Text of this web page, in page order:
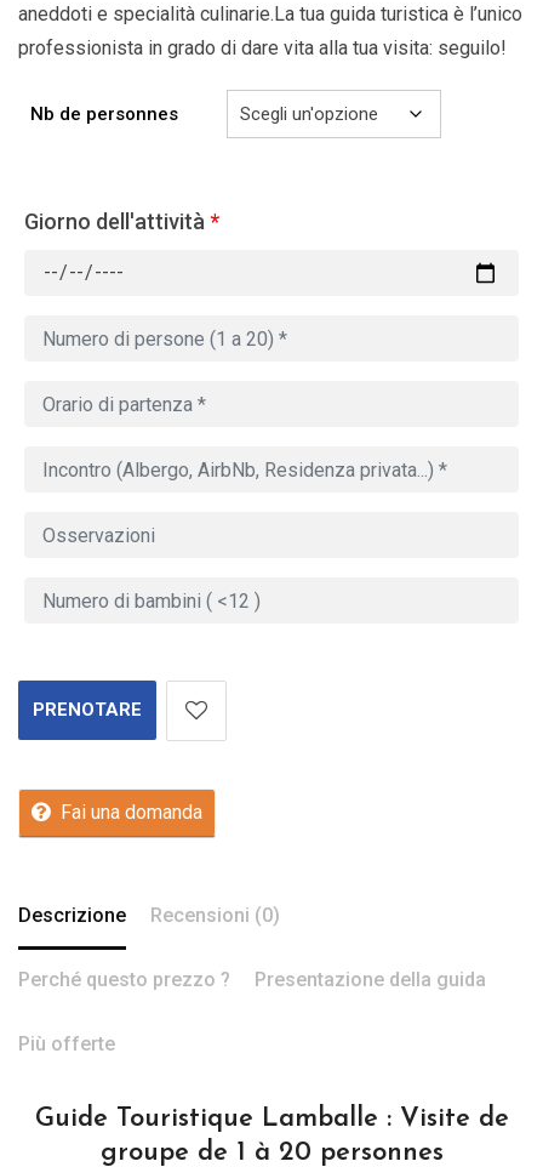
aneddoti e specialità culinarie.La tua guida turistica è l’unico
professionista in grado di dare vita alla tua visita: seguilo!
Nb de personnes
Giorno dell'attività*
PRENOTARE
Fai una domanda
Descrizione Recensioni (0)
Perché questo prezzo ? Presentazione della guida
Più offerte
Guide Touristique Lamballe : Visite de
groupe de 1 à 20 personnes